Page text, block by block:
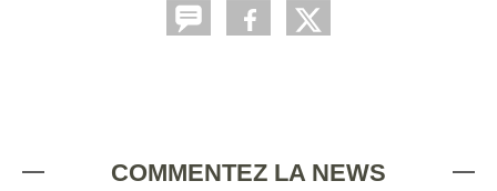
COMMENTEZ LA NEWS